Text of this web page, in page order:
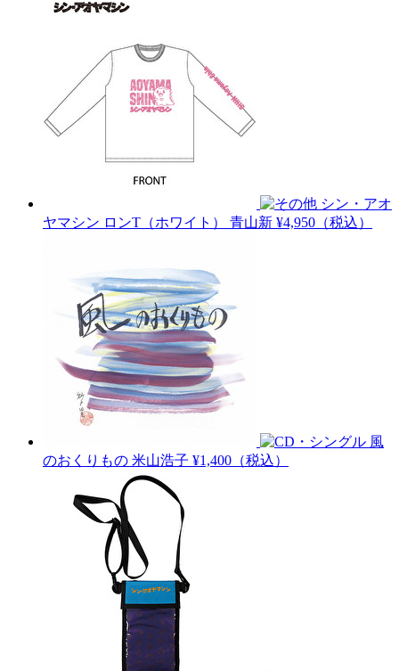
シン・アオ
ヤマシン ロンT（ホワイト） 青山新 ¥4,950（税込）
風
のおくりもの 米山浩子 ¥1,400（税込）